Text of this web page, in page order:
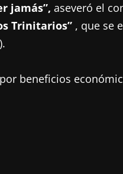
jamás”, aseveró el
Trinitarios” , que se
beneficios